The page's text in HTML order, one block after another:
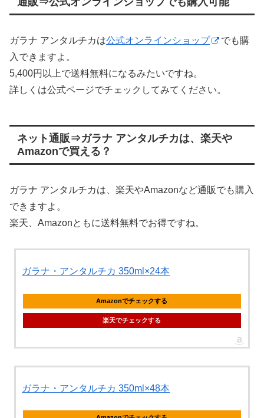
ガラナ アンタルチカは公式オンラインショップ
でも購
入できますよ。
5,400円以上で送料無料になるみたいですね。
詳しくは公式ページでチェックしてみてください。
ネット通販⇒ガラナ アンタルチカは、楽天や
Amazonで買える？
ガラナ アンタルチカは、楽天やAmazonなど通販でも購入
できますよ。
楽天、Amazonともに送料無料でお得ですね。
ガラナ・アンタルチカ 350ml×24本
Amazonでチェックする
楽天でチェックする
ガラナ・アンタルチカ 350ml×48本